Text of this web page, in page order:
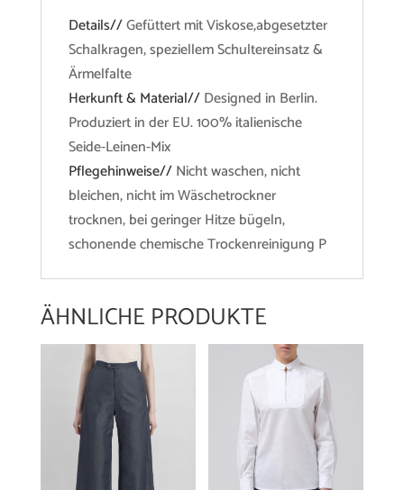
Details//Gefüttert mit Viskose,abgesetzter
Schalkragen, speziellem Schultereinsatz &
Ärmelfalte
Herkunft & Material//Designed in Berlin.
Produziert in der EU. 100% italienische
Seide-Leinen-Mix
Pflegehinweise//Nicht waschen, nicht
bleichen, nicht im Wäschetrockner
trocknen, bei geringer Hitze bügeln,
schonende chemische Trockenreinigung P
ÄHNLICHE PRODUKTE